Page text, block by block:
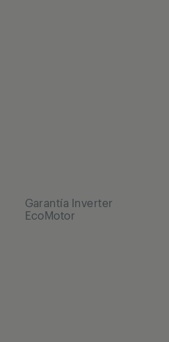
Garantía Inverter
EcoMotor